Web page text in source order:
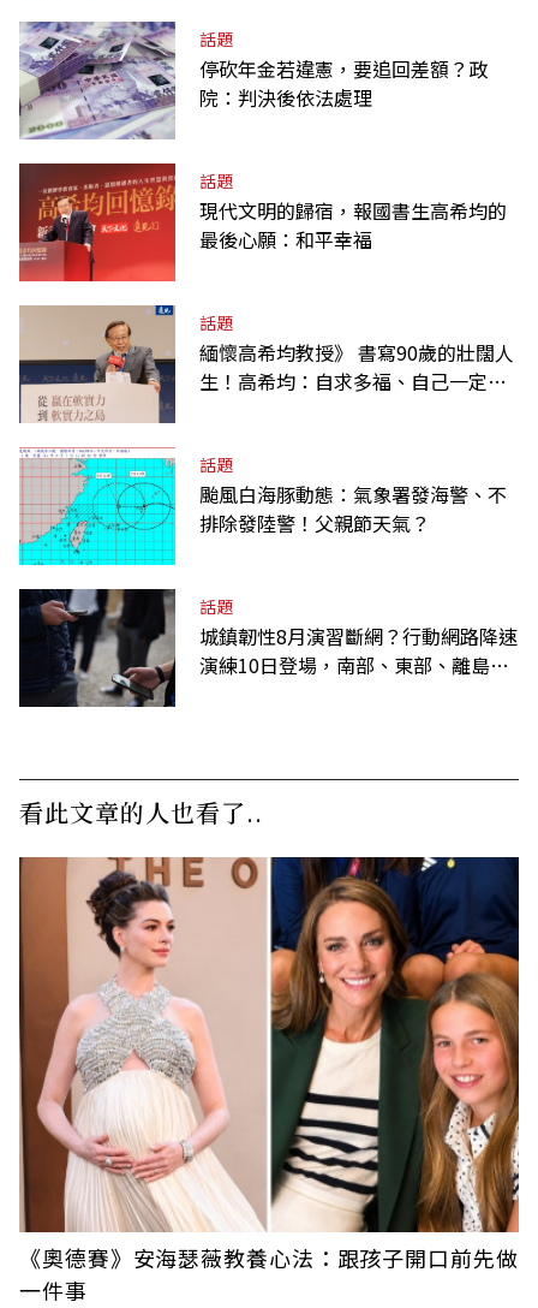
話題
停砍年金若違憲，要追回差額？政
院：判決後依法處理
話題
現代文明的歸宿，報國書生高希均的
最後心願：和平幸福
話題
緬懷高希均教授》 書寫90歲的壯闊人
生！高希均：自求多福、自己一定要
話題
颱風白海豚動態：氣象署發海警、不
排除發陸警！父親節天氣？
話題
城鎮韌性8月演習斷網？行動網路降速
演練10日登場，南部、東部、離島為
看此文章的人也看了..
《奧德賽》安海瑟薇教養心法：跟孩子開口前先做
一件事